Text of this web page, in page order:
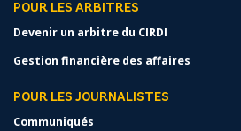
POUR LES ARBITRES
Devenir un arbitre du CIRDI
Gestion financière des affaires
POUR LES JOURNALISTES
Communiqués